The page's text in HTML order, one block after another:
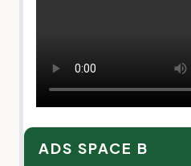
ADS SPACE B